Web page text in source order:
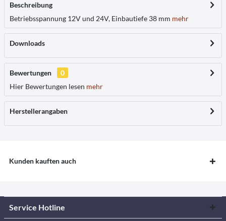
Beschreibung
Betriebsspannung 12V und 24V, Einbautiefe 38 mm mehr
Downloads
Bewertungen
0
Hier Bewertungen lesen mehr
Herstellerangaben
Kunden kauften auch
Service Hotline